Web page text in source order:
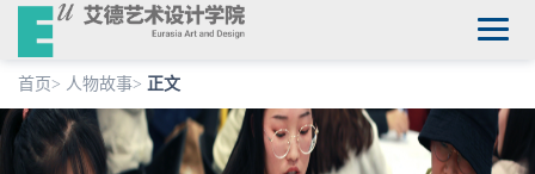
首页> 人物故事> 正文